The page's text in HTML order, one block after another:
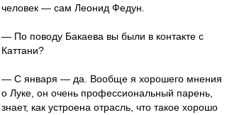
человек — сам Леонид Федун.
— По поводу Бакаева вы были в контакте с
Каттани?
— С января — да. Вообще я хорошего мнения
о Луке, он очень профессиональный парень,
знает, как устроена отрасль, что такое хорошо